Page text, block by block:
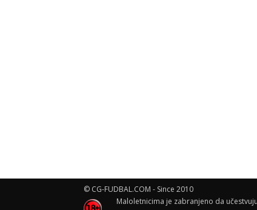
© CG-FUDBAL.COM - Since 2010
Maloletnicima je zabranjeno da